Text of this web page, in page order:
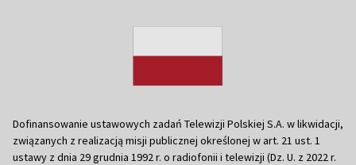
Dofinansowanie ustawowych zadań Telewizji Polskiej S.A. w likwidacji,
związanych z realizacją misji publicznej określonej w art. 21 ust. 1
ustawy z dnia 29 grudnia 1992 r. o radiofonii i telewizji (Dz. U. z 2022 r.